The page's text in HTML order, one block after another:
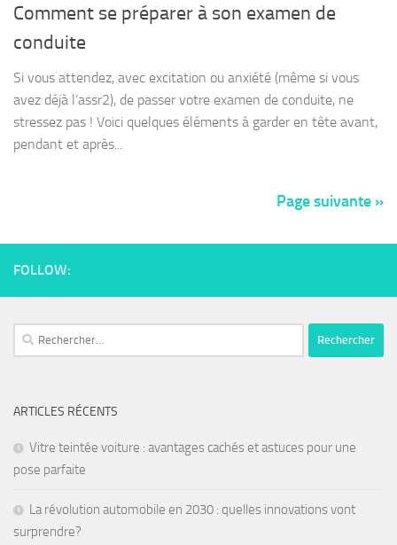
Comment se préparer à son examen de
conduite
Si vous attendez, avec excitation ou anxiété (même si vous
avez déjà l’assr2), de passer votre examen de conduite, ne
stressez pas ! Voici quelques éléments à garder en tête avant,
pendant et après...
Page suivante »
FOLLOW:
ARTICLES RÉCENTS
Vitre teintée voiture : avantages cachés et astuces pour une
pose parfaite
La révolution automobile en 2030 : quelles innovations vont
surprendre?